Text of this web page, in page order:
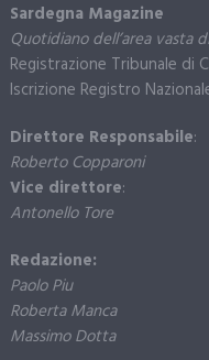
Sardegna Magazine
Quotidiano dell’area vasta
Registrazione Tribunale di
Iscrizione Registro
Direttore Responsabile:
Roberto Copparoni
Vice direttore:
Antonello Tore
Redazione:
Paolo Piu
Roberta Manca
Massimo Dotta